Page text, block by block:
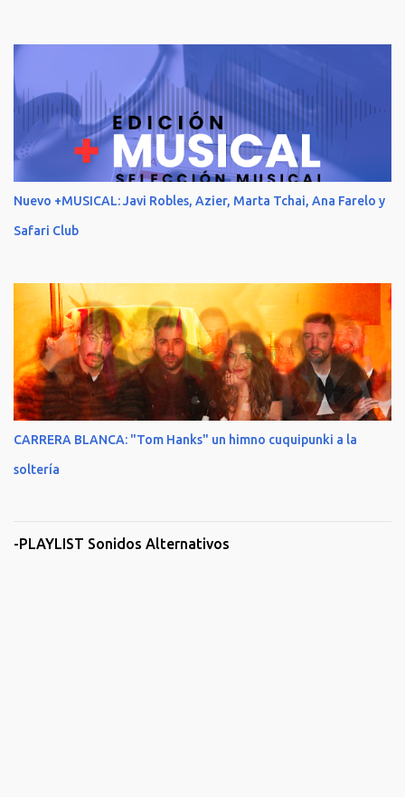
Nuevo +MUSICAL: Javi Robles, Azier, Marta Tchai, Ana Farelo y
Safari Club
CARRERA BLANCA: "Tom Hanks" un himno cuquipunki a la
soltería
-PLAYLIST Sonidos Alternativos